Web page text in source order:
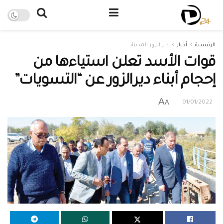
الرئيسية أخبار دير الزور المدينة
قوات الأسد تعلن استياءها من
إحجام أبناء ديرالزور عن “التسويات”
01/01/2022
A
A